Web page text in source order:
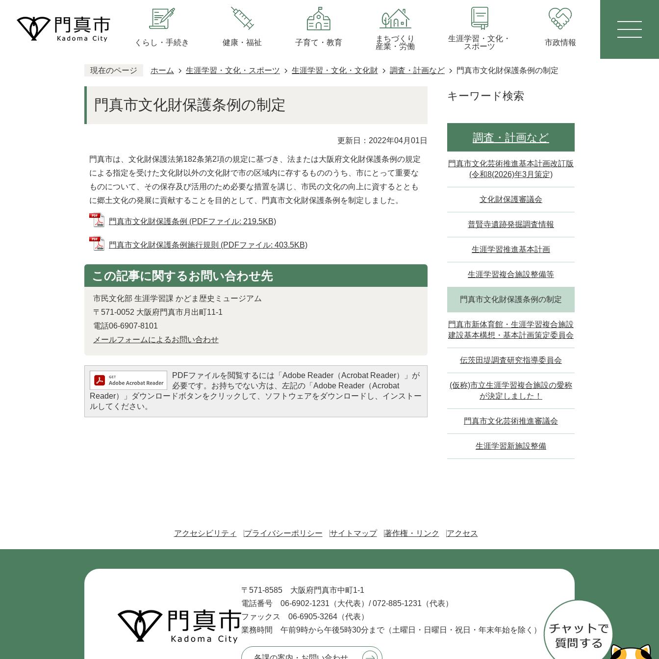
くらし・手続き 健康・福祉 子育て・教育
まちづくり
産業・労働
生涯学習・文化・
スポーツ
市政情報
現在のページ ホーム 生涯学習・文化・スポーツ 生涯学習・文化・文化財 調査・計画など 門真市文化財保護条例の制定
門真市文化財保護条例の制定
更新日：2022年04月01日
門真市は、文化財保護法第182条第2項の規定に基づき、法または大阪府文化財保護条例の規定
による指定を受けた文化財以外の文化財で市の区域内に存するもののうち、市にとって重要な
ものについて、その保存及び活用のため必要な措置を講じ、市民の文化の向上に資するととも
に郷土文化の発展に貢献することを目的として、門真市文化財保護条例を制定しました。
門真市文化財保護条例 (PDFファイル: 219.5KB)
門真市文化財保護条例施行規則 (PDFファイル: 403.5KB)
この記事に関するお問い合わせ先
市民文化部 生涯学習課 かどま歴史ミュージアム
〒571-0052 大阪府門真市月出町11-1
電話06-6907-8101
メールフォームによるお問い合わせ
PDFファイルを閲覧するには「Adobe Reader（Acrobat Reader）」が
必要です。お持ちでない方は、左記の「Adobe Reader（Acrobat
Reader）」ダウンロードボタンをクリックして、ソフトウェアをダウンロードし、インストー
ルしてください。
キーワード検索
調査・計画など
門真市文化芸術推進基本計画改訂版
(令和8(2026)年3月策定)
文化財保護審議会
普賢寺遺跡発掘調査情報
生涯学習推進基本計画
生涯学習複合施設整備等
門真市文化財保護条例の制定
門真市新体育館・生涯学習複合施設
建設基本構想・基本計画策定委員会
伝茨田堤調査研究指導委員会
(仮称)市立生涯学習複合施設の愛称
が決定しました！
門真市文化芸術推進審議会
生涯学習新施設整備
アクセシビリティ プライバシーポリシー サイトマップ 著作権・リンク アクセス
門
〒571-8585 大阪府門真市中町1-1
電話番号 06-6902-1231（大代表）/072-885-1231（代表）
ファックス 06-6905-3264（代表）
業務時間 午前9時から午後5時30分まで （土曜日・日曜日・祝日・年末年始を除く）